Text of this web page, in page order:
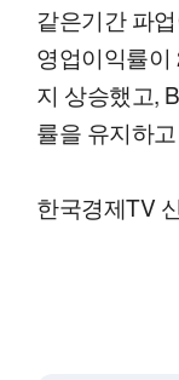
같은기간 파
영업이익률
지 상승했고,
률을 유지하
한국경제TV